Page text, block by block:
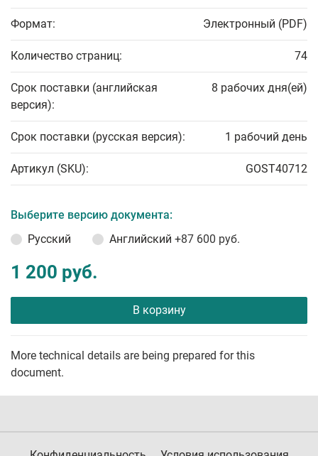
Формат: Электронный (PDF)
Количество страниц: 74
Срок поставки (английская
версия):
8 рабочих дня(ей)
Срок поставки (русская версия): 1 рабочий день
Артикул (SKU): GOST40712
Выберите версию документа:
Русский
Английский +87 600 руб.
1 200 руб.
В корзину
More technical details are being prepared for this
document.